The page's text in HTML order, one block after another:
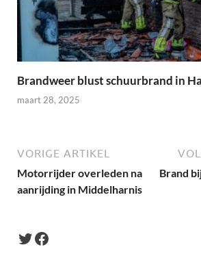
Brandweer blust schuurbrand in
maart 28, 2025
VORIGE ARTIKEL
Motorrijder overleden na
aanrijding in Middelharnis
Brand